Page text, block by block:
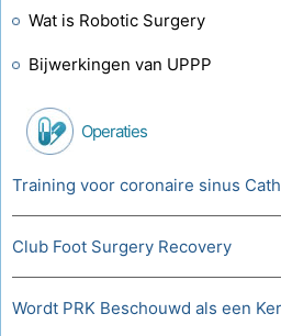
Wat is Robotic Surgery
Bijwerkingen van UPPP
Operaties
Training voor coronaire sinus
Club Foot Surgery Recovery
Wordt PRK Beschouwd als een